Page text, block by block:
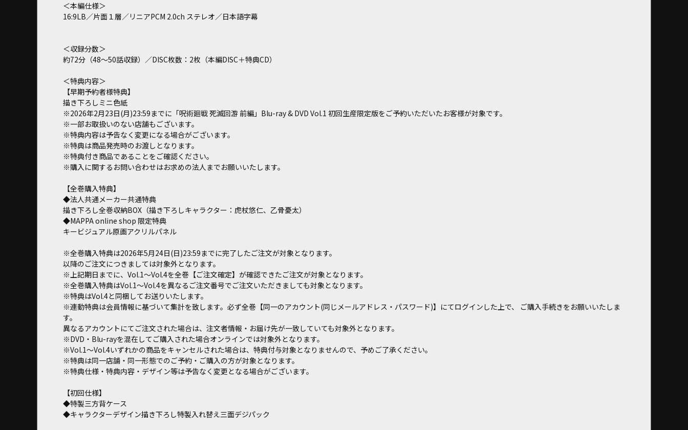
＜本編仕様＞
16:9LB／片面１層／リニアPCM 2.0ch ステレオ／日本語字幕
＜収録分数＞
約72分（48～50話収録）／DISC枚数：2枚（本編DISC＋特典CD）
＜特典内容＞
【早期予約者様特典】
描き下ろしミニ色紙
※2026年2月23日(月)23:59までに「呪術廻戦 死滅回游 前編」Blu-ray & DVD Vol.1 初回生産限定版をご予約いただいたお客様が対象です。
※一部お取扱いのない店舗もございます。
※特典内容は予告なく変更になる場合がございます。
※特典は商品発売時のお渡しとなります。
※特典付き商品であることをご確認ください。
※購入に関するお問い合わせはお求めの法人までお願いいたします。
【全巻購入特典】
◆法人共通メーカー共通特典
描き下ろし全巻収納BOX（描き下ろしキャラクター：虎杖悠仁、乙骨憂太）
◆MAPPA online shop 限定特典
キービジュアル原画アクリルパネル
※全巻購入特典は2026年5月24日(日)23:59までに完了したご注文が対象となります。
以降のご注文につきましては対象外となります。
※上記期日までに、Vol.1～Vol.4を全巻【ご注文確定】が確認できたご注文が対象となります。
※全巻購入特典はVol.1～Vol.4を異なるご注文番号でご注文いただきましても対象となります。
※特典はVol.4と同梱してお送りいたします。
※連動特典は会員情報に基づいて集計を致します。必ず全巻【同一のアカウント(同じメールアドレス・パスワード)】にてログインした上で、 ご購入手続きをお願いいたしま
す。
異なるアカウントにてご注文された場合は、注文者情報・お届け先が一致していても対象外となります。
※DVD・Blu-rayを混在してご購入された場合オンラインでは対象外となります。
※Vol.1～Vol.4いずれかの商品をキャンセルされた場合は、特典付与対象となりませんので、予めご了承ください。
※特典は同一店舗・同一形態でのご予約・ご購入の方が対象となります。
※特典仕様・特典内容・デザイン等は予告なく変更となる場合がございます。
【初回仕様】
◆特製三方背ケース
◆キャラクターデザイン描き下ろし特製入れ替え三面デジパック